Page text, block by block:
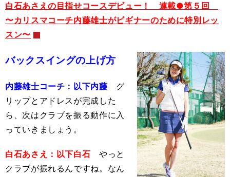
白石あさえの目指せコースデビュー！ 連載●第５回
〜カリスマコーチ内藤雄士がビギナーのために特別レッ
スン〜
バックスイングの上げ方
内藤雄士コーチ：以下内藤 グ
リップとアドレスが完成した
ら、次はクラブを振る動作に入
っていきましょう。
白石あさえ：以下白石 やっと
クラブが振れるんですね。なん